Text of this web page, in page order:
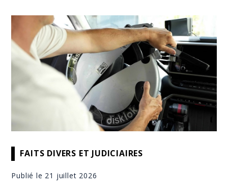
FAITS DIVERS ET JUDICIAIRES
Publié le 21 juillet 2026